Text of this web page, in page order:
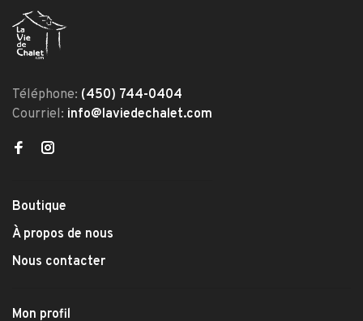
Téléphone: (450) 744-0404
Courriel: info@laviedechalet.com
Boutique
À propos de nous
Nous contacter
Mon profil